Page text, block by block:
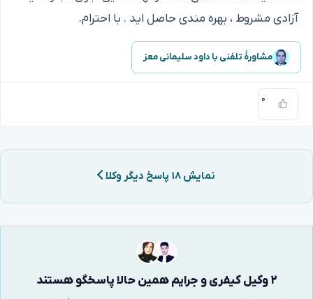
آزادی مشروط ، بهره مندی حاصل اید . با احترام.
مشاورهٔ تلفنی با داود سلیمانی معز
۰
نمایش ۱۸ پاسخ دیگر وکلا
۲ وکیل کیفری و جرایم همین حالا پاسخگو هستند